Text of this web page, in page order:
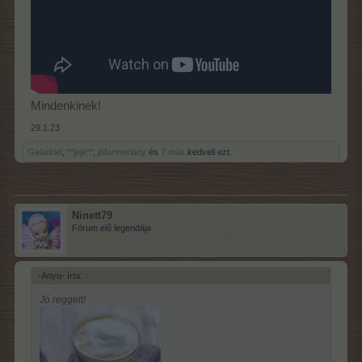
Mindenkinek!
29.1.23
Galadriel **jeje** jófarmerlány és 7 más kedveli ezt.
Ninett79
Fórum elő legendája
-Anyu- írta: ↑
Jó reggelt!